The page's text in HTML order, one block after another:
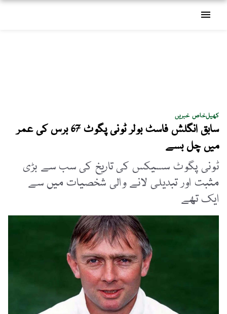
menu
کھیلخاص خبریں
سابق انگلش فاسٹ بولر ٹونی پگوٹ 67 برس کی عمر
میں چل بسے
ٹونی پگوٹ سسیکس کی تاریخ کی سب سے بڑی
مثبت اور تبدیلی لانے والی شخصیات میں سے
ایک تھے